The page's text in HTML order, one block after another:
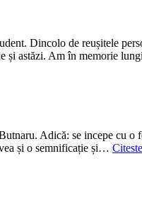
Dincolo de reușitele
și astăzi. Am în memorie
Adică: se incepe cu
și o semnificație și…